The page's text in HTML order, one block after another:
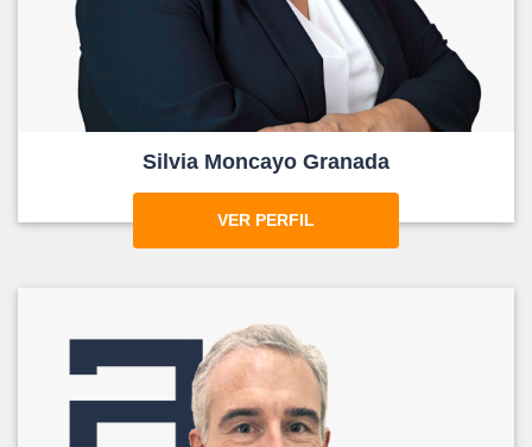
Silvia Moncayo Granada
VER PERFIL